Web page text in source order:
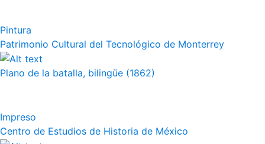
Pintura
Patrimonio Cultural del Tecnológico de Monterrey
Plano de la batalla, bilingüe (1862)
Impreso
Centro de Estudios de Historia de México